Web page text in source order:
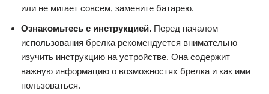
или не мигает совсем, замените батарею.
Ознакомьтесь с инструкцией. Перед началом
использования брелка рекомендуется внимательно
изучить инструкцию на устройстве. Она содержит
важную информацию о возможностях брелка и как ими
пользоваться.